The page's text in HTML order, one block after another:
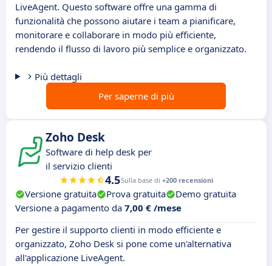
LiveAgent. Questo software offre una gamma di
funzionalità che possono aiutare i team a pianificare,
monitorare e collaborare in modo più efficiente,
rendendo il flusso di lavoro più semplice e organizzato.
Più dettagli
Per saperne di più
Zoho Desk
Software di help desk per
il servizio clienti
4.5Sulla base di +200 recensioni
Versione gratuita Prova gratuita
Demo gratuita
Versione a pagamento da 7,00 € /mese
Per gestire il supporto clienti in modo efficiente e
organizzato, Zoho Desk si pone come un'alternativa
all'applicazione LiveAgent.